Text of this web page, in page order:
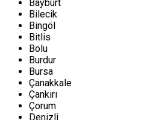
Bayburt
Bilecik
Bingöl
Bitlis
Bolu
Burdur
Bursa
Çanakkale
Çankırı
Çorum
Denizli